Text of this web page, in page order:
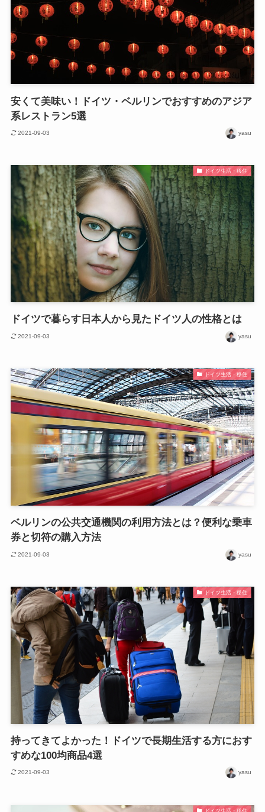
安くて美味い！ドイツ・ベルリンでおすすめのアジア
系レストラン5選
2021-09-03 yasu
ドイツ生活・移住
ドイツで暮らす日本人から見たドイツ人の性格とは
2021-09-03 yasu
ドイツ生活・移住
ベルリンの公共交通機関の利用方法とは？便利な乗車
券と切符の購入方法
2021-09-03 yasu
ドイツ生活・移住
持ってきてよかった！ドイツで長期生活する方におす
すめな100均商品4選
2021-09-03 yasu
ドイツ生活・移住